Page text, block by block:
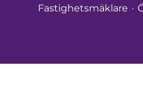
Fastighetsmäklare ·